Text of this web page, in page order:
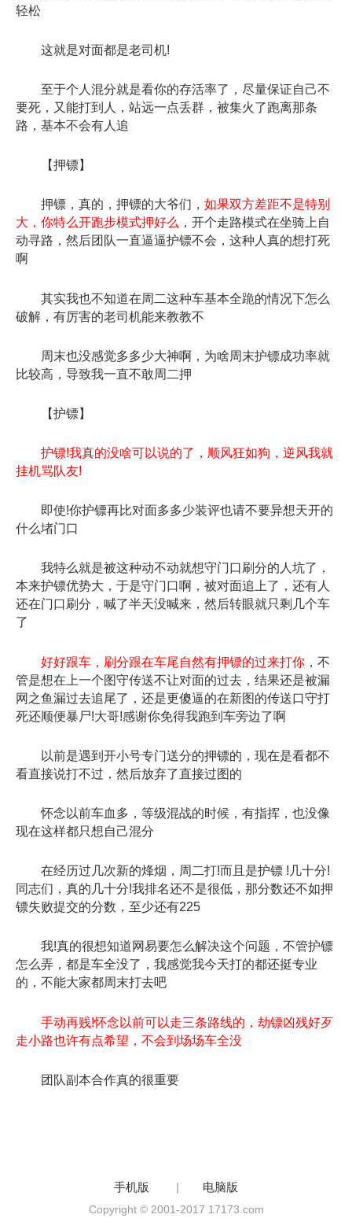
轻松
这就是对面都是老司机!
至于个人混分就是看你的存活率了，尽量保证自己不
要死，又能打到人，站远一点丢群，被集火了跑离那条
路，基本不会有人追
【押镖】
押镖，真的，押镖的大爷们， 如果双方差距不是特别
大，你特么开跑步模式押好么 ，开个走路模式在坐骑上自
动寻路，然后团队一直逼逼护镖不会，这种人真的想打死
啊
其实我也不知道在周二这种车基本全跪的情况下怎么
破解，有厉害的老司机能来教教不
周末也没感觉多多少大神啊，为啥周末护镖成功率就
比较高，导致我一直不敢周二押
【护镖】
护镖!我真的没啥可以说的了，顺风狂如狗，逆风我就
挂机骂队友!
即使!你护镖再比对面多多少装评也请不要异想天开的
什么堵门口
我特么就是被这种动不动就想守门口刷分的人坑了，
本来护镖优势大，于是守门口啊，被对面追上了，还有人
还在门口刷分，喊了半天没喊来，然后转眼就只剩几个车
了
好好跟车，刷分跟在车尾自然有押镖的过来打你 ，不
管是想在上一个图守传送不让对面的过去，结果还是被漏
网之鱼漏过去追尾了，还是更傻逼的在新图的传送口守打
死还顺便暴尸!大哥!感谢你免得我跑到车旁边了啊
以前是遇到开小号专门送分的押镖的，现在是看都不
看直接说打不过，然后放弃了直接过图的
怀念以前车血多，等级混战的时候，有指挥，也没像
现在这样都只想自己混分
在经历过几次新的烽烟，周二打!而且是护镖 !几十分!
同志们，真的几十分!我排名还不是很低，那分数还不如押
镖失败提交的分数，至少还有225
我!真的很想知道网易要怎么解决这个问题，不管护镖
怎么弄，都是车全没了，我感觉我今天打的都还挺专业
的，不能大家都周末打去吧
手动再贱!怀念以前可以走三条路线的，劫镖凶残好歹
走小路也许有点希望，不会到场场车全没
团队副本合作真的很重要
手机版 | 电脑版
Copyright © 2001-2017 17173.com